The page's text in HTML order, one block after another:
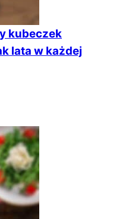
kubeczek
lata w każdej